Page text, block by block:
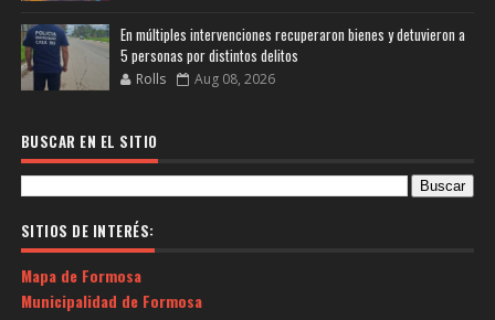
En múltiples intervenciones recuperaron bienes y detuvieron a
5 personas por distintos delitos
Rolls Aug 08, 2026
BUSCAR EN EL SITIO
SITIOS DE INTERÉS:
Mapa de Formosa
Municipalidad de Formosa